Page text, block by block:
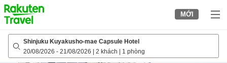
to
top
page
MỚI
Shinjuku Kuyakusho-mae Capsule Hotel
20/08/2026 - 21/08/2026 2 khách 1 phòng